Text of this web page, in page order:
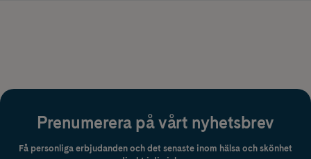
Prenumerera på vårt nyhetsbrev
Få personliga erbjudanden och det senaste inom hälsa och skönhet